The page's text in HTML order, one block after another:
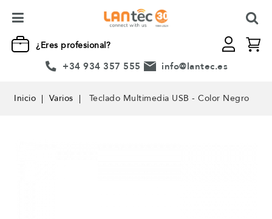
¿Eres profesional?
+34 934 357 555 info@lantec.es
Inicio Varios Teclado Multimedia USB - Color Negro